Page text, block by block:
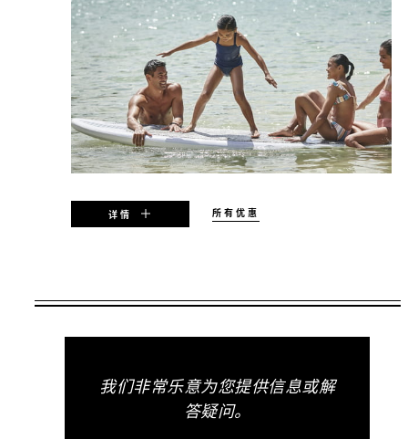
详情 所有优惠
适用期限
优惠是否可用，视客房供应情况而定，并可能
我们非常乐意为您提供信息或解
答疑问。